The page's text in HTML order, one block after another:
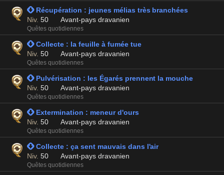
 Récupération : jeunes mélias très branchées
Niv. 50 Avant-pays dravanien
Quêtes quotidiennes
 Collecte : la feuille à fumée tue
Niv. 50 Avant-pays dravanien
Quêtes quotidiennes
 Pulvérisation : les Égarés prennent la mouche
Niv. 50 Avant-pays dravanien
Quêtes quotidiennes
 Extermination : meneur d'ours
Niv. 50 Avant-pays dravanien
Quêtes quotidiennes
 Collecte : ça sent mauvais dans l'air
Niv. 50 Avant-pays dravanien
Quêtes quotidiennes